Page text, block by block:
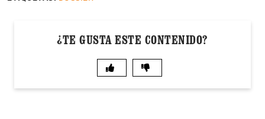
¿TE GUSTA ESTE CONTENIDO?